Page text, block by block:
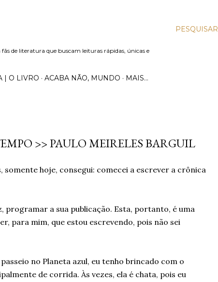
PESQUISAR
de literatura que buscam leituras rápidas, únicas e
| O LIVRO ACABA NÃO, MUNDO MAIS…
>> PAULO MEIRELES BARGUIL
somente hoje, consegui: comecei a escrever a crônica
programar a sua publicação. Esta, portanto, é uma
para mim, que estou escrevendo, pois não sei
no Planeta azul, eu tenho brincado com o
de corrida. Às vezes, ela é chata, pois eu